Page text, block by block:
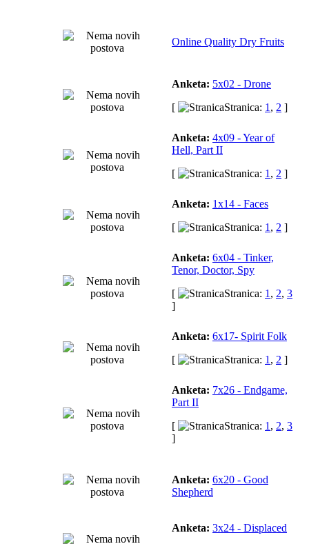
Online Quality Dry Fruits
Anketa: 5x02 - Drone
[
Stranica: 1 , 2 ]
Anketa: 4x09 - Year of
Hell, Part II
[
Stranica: 1 , 2 ]
Anketa: 1x14 - Faces
[
Stranica: 1 , 2 ]
Anketa: 6x04 - Tinker,
Tenor, Doctor, Spy
[
Stranica: 1 , 2, 3
]
Anketa: 6x17- Spirit Folk
[
Stranica: 1 , 2 ]
Anketa: 7x26 - Endgame,
Part II
[
Stranica: 1 , 2, 3
]
Anketa: 6x20 - Good
Shepherd
Anketa: 3x24 - Displaced